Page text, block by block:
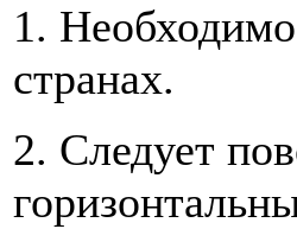
1.
странах.
2. Следует